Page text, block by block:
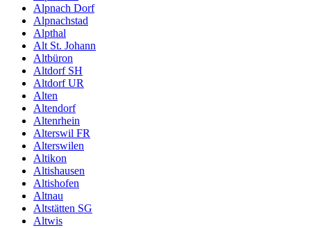
Alpnach Dorf
Alpnachstad
Alpthal
Alt St. Johann
Altbüron
Altdorf SH
Altdorf UR
Alten
Altendorf
Altenrhein
Alterswil FR
Alterswilen
Altikon
Altishausen
Altishofen
Altnau
Altstätten SG
Altwis